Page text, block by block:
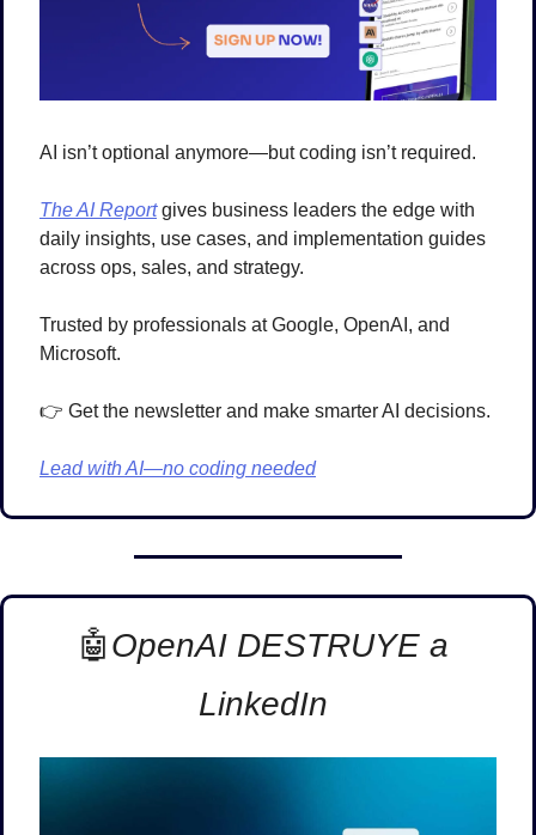
AI isn’t optional anymore—but coding isn’t required.
The AI Report gives business leaders the edge with
daily insights, use cases, and implementation guides
across ops, sales, and strategy.
Trusted by professionals at Google, OpenAI, and
Microsoft.
👉 Get the newsletter and make smarter AI decisions.
Lead with AI—no coding needed
🤖OpenAI DESTRUYE a
LinkedIn